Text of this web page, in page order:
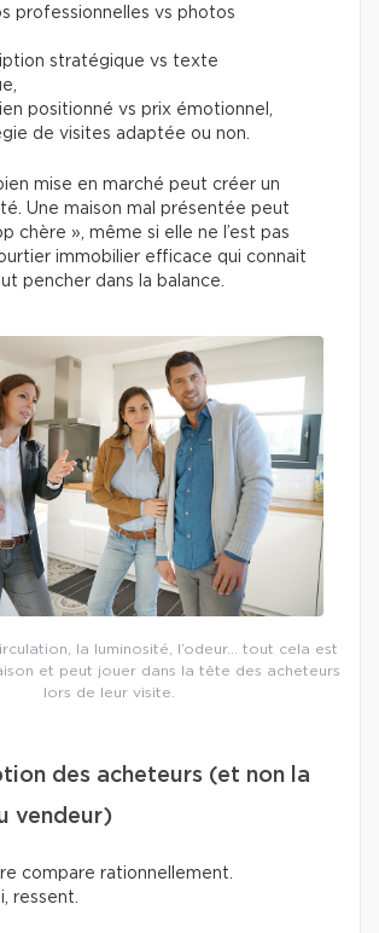
professionnelles vs photos
stratégique vs texte
positionné vs prix émotionnel,
de visites adaptée ou non.
mise en marché peut créer un
Une maison mal présentée peut
chère », même si elle ne l’est pas
immobilier efficace qui connait
pencher dans la balance.
la luminosité, l’odeur… tout cela est
et peut jouer dans la tête des acheteurs
lors de leur visite.
des acheteurs (et non la
vendeur)
compare rationnellement.
ressent.